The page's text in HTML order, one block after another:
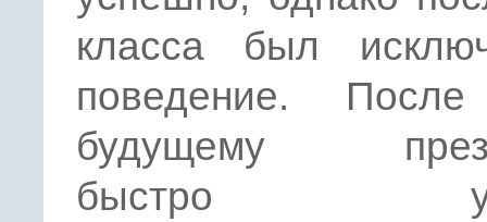
класса был
поведение. После
будущему
быстро